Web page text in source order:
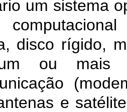
um sistema
computacional
disco rígido,
ou mais
e